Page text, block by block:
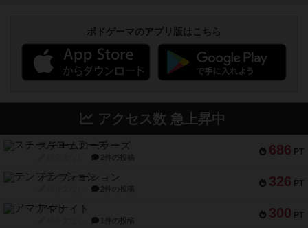
ボドゲーマのアプリ版はこちら
アクセス数 急上昇中
686 PT
スチームローラーズ
2件の投稿
326 PT
テンプテーション
2件の投稿
300 PT
アマナイト
1件の投稿